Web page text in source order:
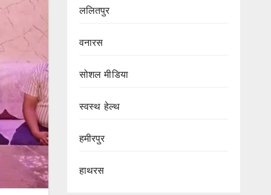
ललितपुर
वनारस
सोशल मीडिया
स्वस्थ हेल्थ
हमीरपुर
हाथरस